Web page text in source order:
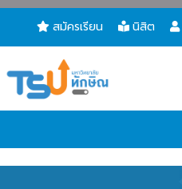
สมัครเรียน นิสิต